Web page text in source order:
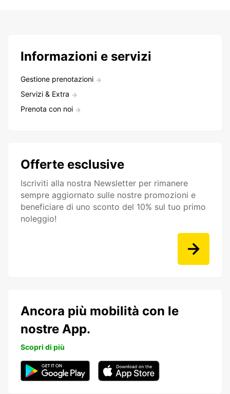
Informazioni e servizi
Gestione prenotazioni
Servizi & Extra
Prenota con noi
Offerte esclusive
Iscriviti alla nostra Newsletter per rimanere
sempre aggiornato sulle nostre promozioni e
beneficiare di uno sconto del 10% sul tuo primo
noleggio!
Ancora più mobilità con le
nostre App.
Scopri di più